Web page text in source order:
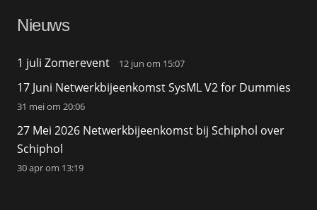
Nieuws
1 juli Zomerevent 12 jun om 15:07
17 Juni Netwerkbijeenkomst SysML V2 for Dummies
31 mei om 20:06
27 Mei 2026 Netwerkbijeenkomst bij Schiphol over
Schiphol
30 apr om 13:19